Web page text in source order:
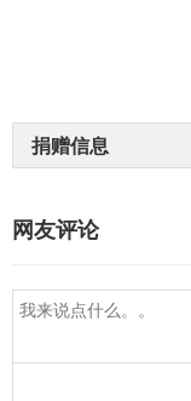
捐赠信息
网友评论